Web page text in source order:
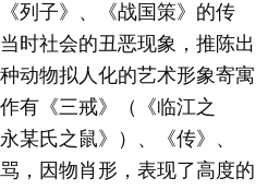
列子》、《战国策》的传
时社会的丑恶现象，推陈出
动物拟人化的艺术形象寄寓
有《三戒》（《临江之
某氏之鼠》）、《传》、
，因物肖形，表现了高度的